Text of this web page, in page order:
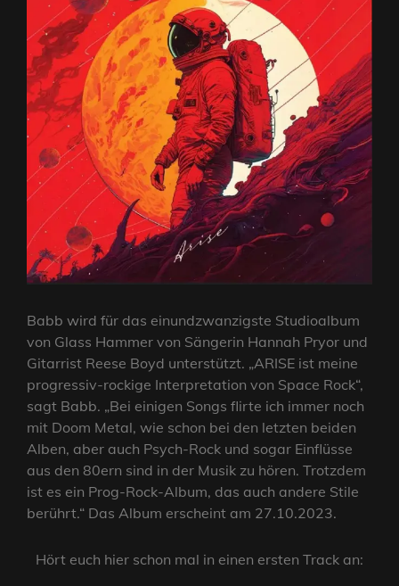
Babb wird für das einundzwanzigste Studioalbum
von Glass Hammer von Sängerin Hannah Pryor und
Gitarrist Reese Boyd unterstützt. „ARISE ist meine
progressiv-rockige Interpretation von Space Rock“,
sagt Babb. „Bei einigen Songs flirte ich immer noch
mit Doom Metal, wie schon bei den letzten beiden
Alben, aber auch Psych-Rock und sogar Einflüsse
aus den 80ern sind in der Musik zu hören. Trotzdem
ist es ein Prog-Rock-Album, das auch andere Stile
berührt.“ Das Album erscheint am 27.10.2023.
Hört euch hier schon mal in einen ersten Track an: